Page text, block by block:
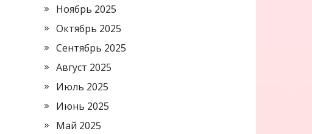
Ноябрь 2025
Октябрь 2025
Сентябрь 2025
Август 2025
Июль 2025
Июнь 2025
Май 2025